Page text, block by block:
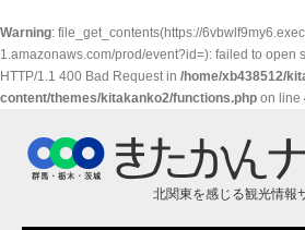
Warning: file_get_contents(https://
1.amazonaws.com/prod/event?id=): failed to open
HTTP/1.1 400 Bad Request in /home/xb438512/
content/themes/kitakanko2/functions.php on line
北関東を感じる観光情報